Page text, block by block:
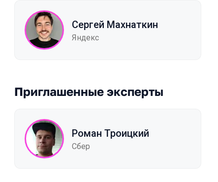
Сергей Махнаткин
Яндекс
Приглашенные эксперты
Роман Троицкий
Сбер